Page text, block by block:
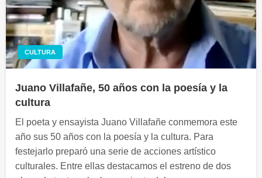
CULTURA
Juano Villafañe, 50 años con la poesía y la
cultura
El poeta y ensayista Juano Villafañe conmemora este
año sus 50 años con la poesía y la cultura. Para
festejarlo preparó una serie de acciones artístico
culturales. Entre ellas destacamos el estreno de dos